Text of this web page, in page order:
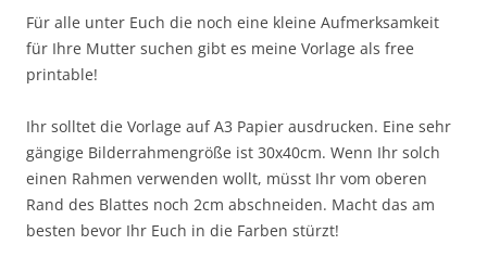
Für alle unter Euch die noch eine kleine Aufmerksamkeit
für Ihre Mutter suchen gibt es meine Vorlage als free
printable!
Ihr solltet die Vorlage auf A3 Papier ausdrucken. Eine sehr
gängige Bilderrahmengröße ist 30x40cm. Wenn Ihr solch
einen Rahmen verwenden wollt, müsst Ihr vom oberen
Rand des Blattes noch 2cm abschneiden. Macht das am
besten bevor Ihr Euch in die Farben stürzt!